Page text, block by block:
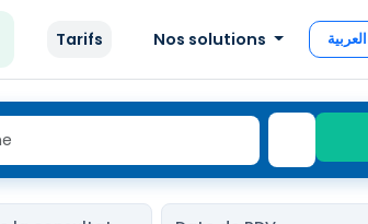
Tarifs Nos solutions العربية